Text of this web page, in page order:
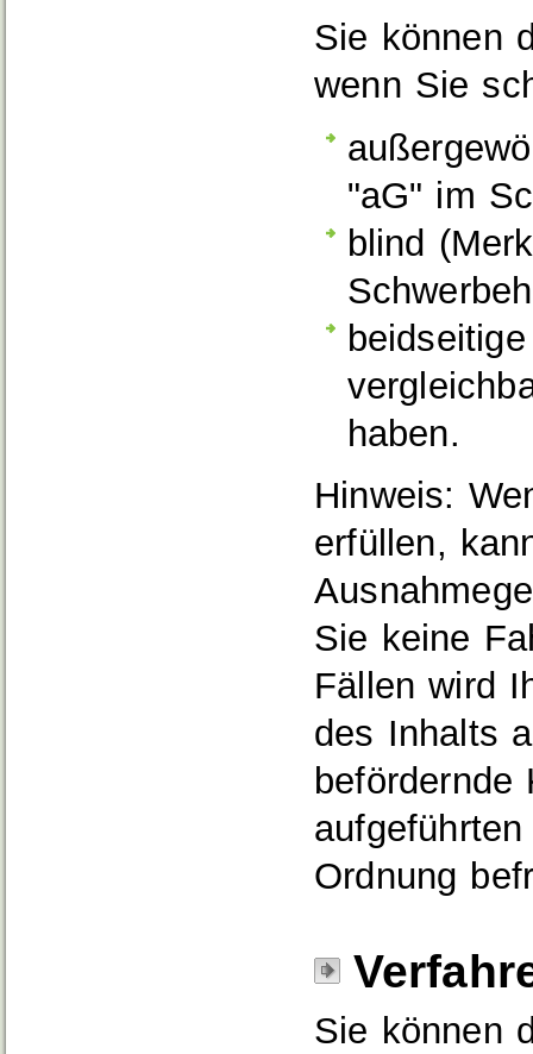
Sie können
wenn Sie
"aG" im
blind
haben.
Hinweis:
erfüllen,
Sie keine
Fällen wird
des Inhalts
befördernde
Ordnung
Sie können